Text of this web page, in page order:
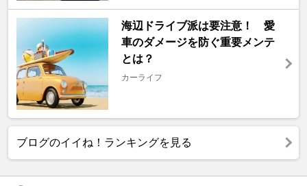
海辺ドライブ派は要注意！ 愛
車のダメージを防ぐ重要メンテ
とは？
カーライフ
ブログのイイね！ランキングを見る